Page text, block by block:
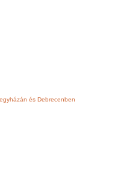
és Debrecenben